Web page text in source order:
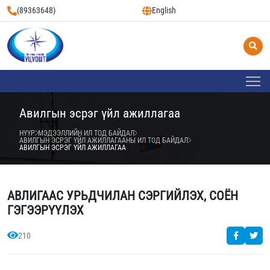
(89363648) English
Авилгын эсрэг үйл ажиллагаа
НҮҮР МЭДЭЭЛЛИЙН ИЛ ТОД БАЙДАЛ
АВИЛГЫН ЭСРЭГ ҮЙЛ АЖИЛЛАГААНЫ ИЛ ТОД БАЙДАЛ
АВИЛГЫН ЭСРЭГ ҮЙЛ АЖИЛЛАГАА
АВЛИГААС УРЬДЧИЛАН СЭРГИЙЛЭХ, СОЁН
ГЭГЭЭРҮҮЛЭХ
210